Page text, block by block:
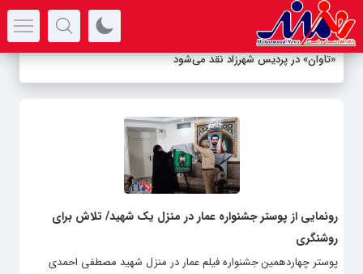
«تاوان» در پردیس شهرزاد نقد می‌شود
رونمایی از پوستر جشنواره عمار در منزل یک شهید/ تلاش برای
روشنگری
پوستر چهاردهمین جشنواره فیلم عمار در منزل شهید مصطفی احمدی